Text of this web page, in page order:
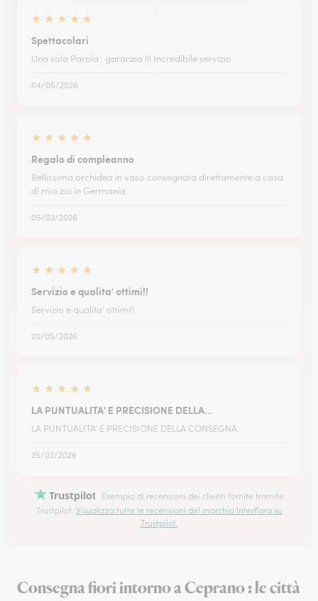
★ ★ ★ ★ ★
Spettacolari
Una sola Parola : garanzia !!! Incredibile servizio
04/05/2026
★ ★ ★ ★ ★
Regalo di compleanno
Bellissima orchidea in vaso consegnata direttamente a casa
di mia zia in Germania.
05/03/2026
★ ★ ★ ★ ★
Servizio e qualita' ottimi!!
Servizio e qualita' ottimi!!
20/05/2026
★ ★ ★ ★ ★
LA PUNTUALITA' E PRECISIONE DELLA…
LA PUNTUALITA' E PRECISIONE DELLA CONSEGNA.
25/02/2026
Trustpilot
Esempio di recensioni dei clienti fornite tramite
Trustpilot. Visualizza tutte le recensioni del marchio Interflora su
Trustpilot.
Consegna fiori intorno a Ceprano : le città